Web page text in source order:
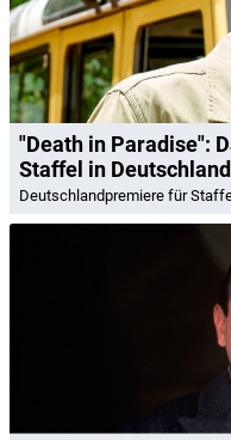
"Death in Paradise":
Staffel in Deutschland
Deutschlandpremiere für